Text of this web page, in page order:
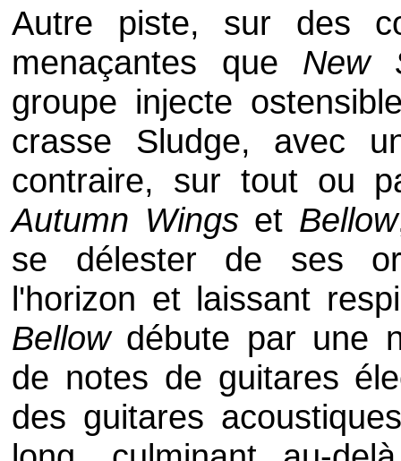
Autre piste, sur des
menaçantes que New
groupe injecte
crasse Sludge, avec
contraire, sur tout ou
Autumn Wings et Bellow
se délester de ses
l'horizon et laissant
Bellow débute par une
de notes de guitares
des guitares